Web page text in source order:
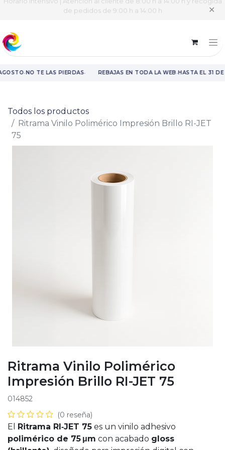
Horario intensivo | Atención al cliente de 8:00 h a 14:00 h y recogida
de pedidos de 9:00 h a 14:00 h
✕
·NO TE LAS PIERDAS· REBAJAS EN TODA LA WEB·HASTA EL 31 DE
Todos los productos
Ritrama Vinilo Polimérico Impresión Brillo RI-JET
75
Ritrama Vinilo Polimérico
Impresión Brillo RI-JET 75
014852
(0 reseña)
El Ritrama RI‑JET 75 es un vinilo adhesivo
polimérico de 75 μm con acabado gloss